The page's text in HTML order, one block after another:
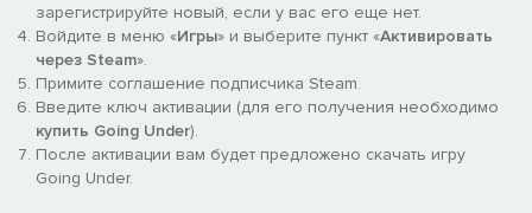
А вы-то думали, что ваш начальник — просто монстр. В
глубинах подземелий бродят основатели предприятий,
которые богатеют на инвестициях, пока их работники
сражаются друг с другом. Победите их и вернитесь на
поверхность с их зачарованными реликвиями, чтобы
укрепить вашу компанию.
[Вы работаете не за зарплату, а за опыт]
зарегистрируйте новый, если у вас его еще нет.
Войдите в меню «Игры» и выберите пункт «Активировать
через Steam».
Примите соглашение подписчика Steam.
Введите ключ активации (для его получения необходимо
купить Going Under).
После активации вам будет предложено скачать игру
Going Under.